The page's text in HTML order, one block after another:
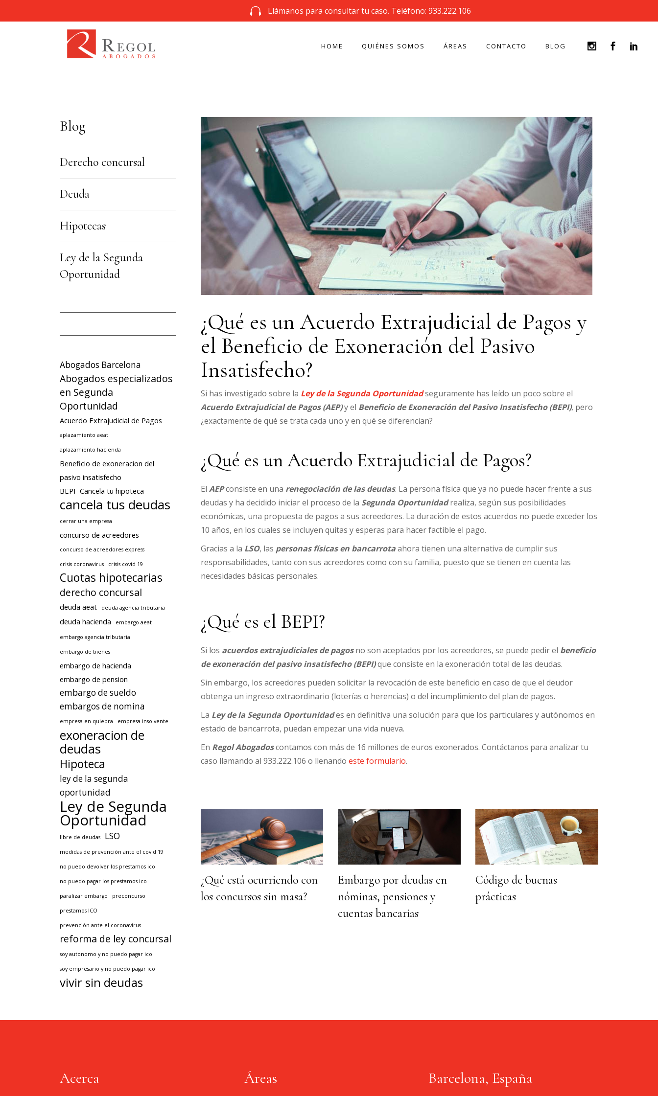
Llámanos para consultar tu caso. Teléfono: 933.222.106
HOME QUIÉNES SOMOS ÁREAS CONTACTO BLOG
¿Qué es un Acuerdo Extrajudicial de Pagos y
el Beneficio de Exoneración del Pasivo
Insatisfecho?
Si has investigado sobre la Ley de la Segunda Oportunidadseguramente has leído un poco sobre el
Acuerdo Extrajudicial de Pagos (AEP)y el Beneficio de Exoneración del Pasivo Insatisfecho (BEPI), pero
¿exactamente de qué se trata cada uno y en qué se diferencian?
¿Qué es un Acuerdo Extrajudicial de Pagos?
El AEPconsiste en una renegociación de las deudas. La persona física que ya no puede hacer frente a sus
deudas y ha decidido iniciar el proceso de la Segunda Oportunidadrealiza, según sus posibilidades
económicas, una propuesta de pagos a sus acreedores. La duración de estos acuerdos no puede exceder los
10 años, en los cuales se incluyen quitas y esperas para hacer factible el pago.
Gracias a la LSO, las personas físicas en bancarrotaahora tienen una alternativa de cumplir sus
responsabilidades, tanto con sus acreedores como con su familia, puesto que se tienen en cuenta las
necesidades básicas personales.
¿Qué es el BEPI?
Si los acuerdos extrajudiciales de pagosno son aceptados por los acreedores, se puede pedir el beneficio
de exoneración del pasivo insatisfecho (BEPI)que consiste en la exoneración total de las deudas.
Sin embargo, los acreedores pueden solicitar la revocación de este beneficio en caso de que el deudor
obtenga un ingreso extraordinario (loterías o herencias) o del incumplimiento del plan de pagos.
La Ley de la Segunda Oportunidades en definitiva una solución para que los particulares y autónomos en
estado de bancarrota, puedan empezar una vida nueva.
En Regol Abogados contamos con más de 16 millones de euros exonerados. Contáctanos para analizar tu
caso llamando al 933.222.106 o llenando este formulario.
¿Qué está ocurriendo con
los concursos sin masa?
Embargo por deudas en
nóminas, pensiones y
cuentas bancarias
Código de buenas
prácticas
Blog
Derecho concursal
Deuda
Hipotecas
Ley de la Segunda
Oportunidad
Abogados Barcelona
Abogados especializados
en Segunda
Oportunidad
Acuerdo Extrajudicial de Pagos
aplazamiento aeat
aplazamiento hacienda
Beneficio de exoneracion del
pasivo insatisfecho
BEPI Cancela tu hipoteca
cancela tus deudas
cerrar una empresa
concurso de acreedores
concurso de acreedores express
crisis coronavirus crisis covid 19
Cuotas hipotecarias
derecho concursal
deuda aeat deuda agencia tributaria
deuda hacienda embargo aeat
embargo agencia tributaria
embargo de bienes
embargo de hacienda
embargo de pension
embargo de sueldo
embargos de nomina
empresa en quiebra empresa insolvente
exoneracion de
deudas
Hipoteca
ley de la segunda
oportunidad
Ley de Segunda
Oportunidad
libre de deudas LSO
medidas de prevención ante el covid 19
no puedo devolver los prestamos ico
no puedo pagar los prestamos ico
paralizar embargo preconcurso
prestamos ICO
prevención ante el coronavirus
reforma de ley concursal
soy autonomo y no puedo pagar ico
soy empresario y no puedo pagar ico
vivir sin deudas
Acerca Áreas Barcelona, España